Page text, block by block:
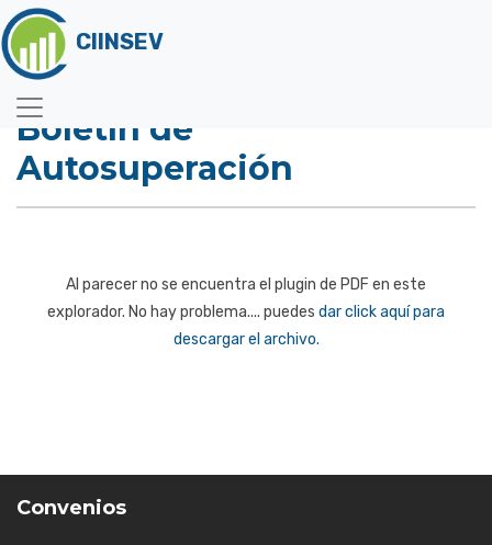
CIINSEV
Boletín de
Autosuperación
Al parecer no se encuentra el plugin de PDF en este
explorador. No hay problema.... puedes dar click aquí para
descargar el archivo.
Convenios